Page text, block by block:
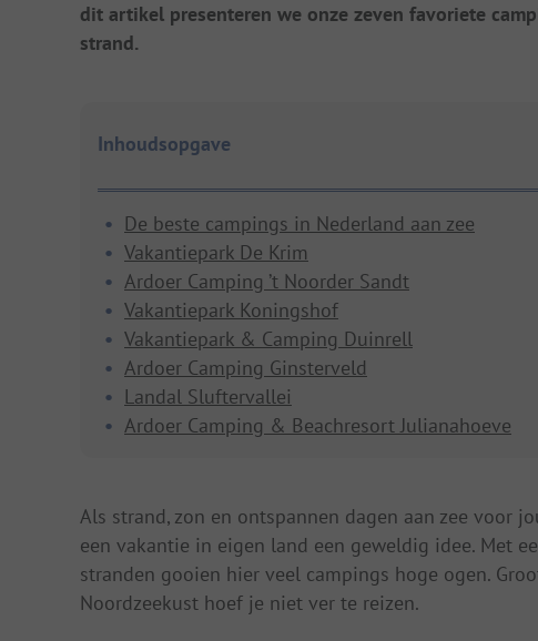
dit artikel presenteren we onze zeven favoriete
strand.
Inhoudsopgave
De beste campings in Nederland aan zee
Vakantiepark De Krim
Ardoer Camping ’t Noorder Sandt
Vakantiepark Koningshof
Vakantiepark & Camping Duinrell
Ardoer Camping Ginsterveld
Landal Sluftervallei
Ardoer Camping & Beachresort Julianahoeve
Als strand, zon en ontspannen dagen aan zee voor
een vakantie in eigen land een geweldig idee. Met
stranden gooien hier veel campings hoge ogen.
Noordzeekust hoef je niet ver te reizen.